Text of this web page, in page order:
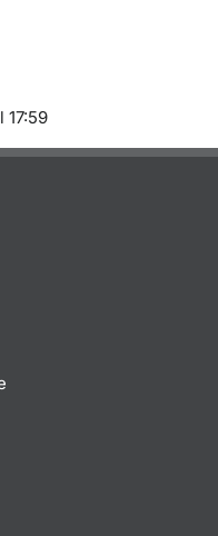
17:59